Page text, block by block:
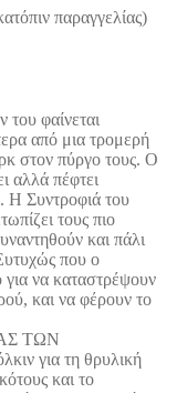
παραγγελίας)
φαίνεται
από μια τρομερή
στον πύργο τους. Ο
αλλά πέφτει
Η Συντροφιά του
τους πιο
και πάλι
που ο
για να καταστρέψουν
και να φέρουν το
ΤΩΝ
για τη θρυλική
και το